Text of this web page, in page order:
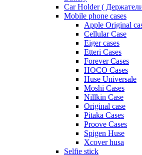
Car Holder (
Mobile phone cases
Apple Original
Cellular Case
Eiger cases
Etteri Cases
Forever Cases
HOCO Cases
Huse Universale
Moshi Cases
Nillkin Case
Original case
Pitaka Cases
Proove Cases
Spigen Huse
Xcover husa
Selfie stick